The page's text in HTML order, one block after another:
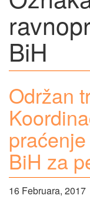
BiH
Održan
BiH za
16 Februara, 2017